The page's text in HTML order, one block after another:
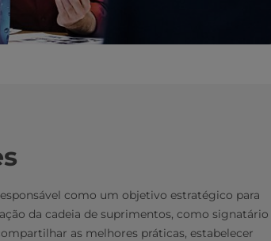
como um objetivo estratégico para
da cadeia de suprimentos, como signatário
as melhores práticas, estabelecer